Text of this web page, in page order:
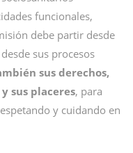
funcionales,
debe partir desde
sus procesos
sus derechos,
sus placeres, para
y cuidando en